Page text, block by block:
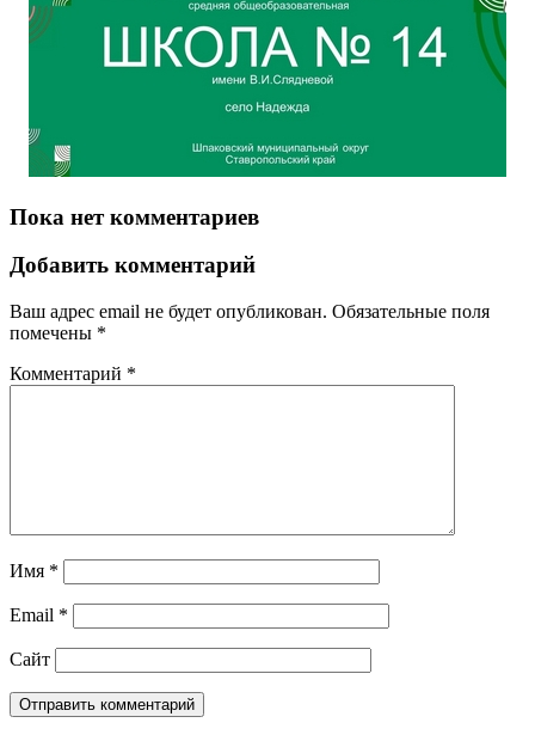
Пока нет комментариев
Добавить комментарий
Ваш адрес email не будет опубликован. Обязательные поля
помечены *
Комментарий *
Имя *
Email *
Сайт